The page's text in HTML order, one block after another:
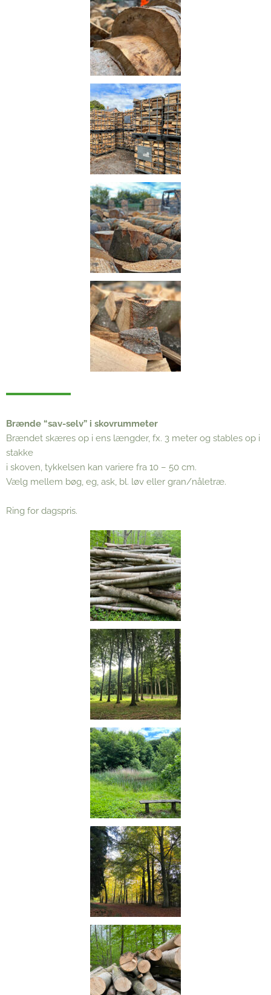
Brænde “sav-selv” i skovrummeter
Brændet skæres op i ens længder, fx. 3 meter og stables op i
stakke
i skoven, tykkelsen kan variere fra 10 – 50 cm.
Vælg mellem bøg, eg, ask, bl. løv eller gran/nåletræ.
Ring for dagspris.